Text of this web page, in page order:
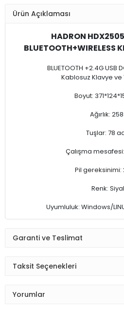
Ürün Açıklaması
HADRON
BLUETOOTH+WIRELESS
BLUETOOTH +2.4G USB
Kablosuz Klavye ve
Boyut:
Ağırlık:
Tuşlar: 78
Çalışma
Pil gereksinimi:
Renk:
Uyumluluk: Windows/
Garanti ve Teslimat
Taksit Seçenekleri
Yorumlar